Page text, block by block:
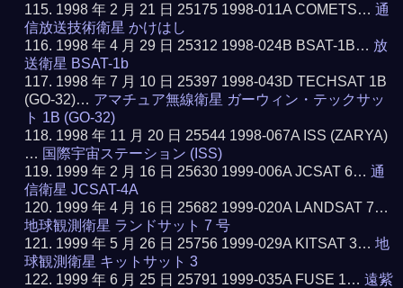
1998 年 2 月 21 日 25175 1998-011A COMETS…通
信放送技術衛星 かけはし
1998 年 4 月 29 日 25312 1998-024B BSAT-1B… 放
送衛星 BSAT-1b
1998 年 7 月 10 日 25397 1998-043D TECHSAT 1B
(GO-32)… アマチュア無線衛星 ガーウィン・テックサッ
ト 1B (GO-32)
1998 年 11 月 20 日 25544 1998-067A ISS (ZARYA)
… 国際宇宙ステーション (ISS)
1999 年 2 月 16 日 25630 1999-006A JCSAT 6…通
信衛星 JCSAT-4A
1999 年 4 月 16 日 25682 1999-020A LANDSAT 7…
地球観測衛星 ランドサット 7 号
1999 年 5 月 26 日 25756 1999-029A KITSAT 3…地
球観測衛星 キットサット 3
1999 年 6 月 25 日 25791 1999-035A FUSE 1…遠紫